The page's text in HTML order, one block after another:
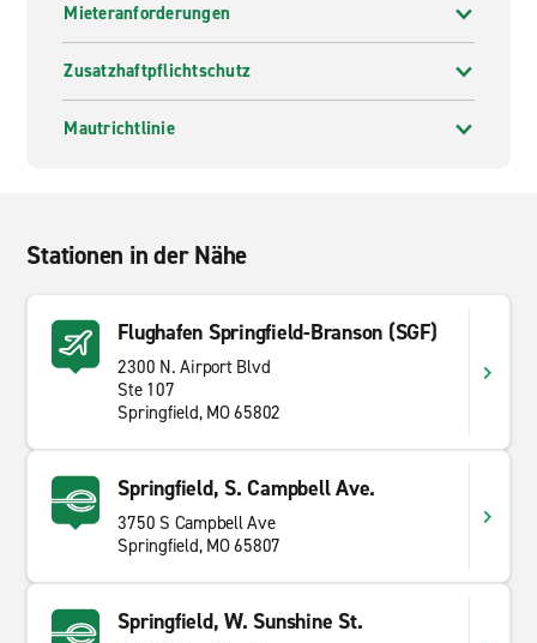
Mieteranforderungen
Zusatzhaftpflichtschutz
Mautrichtlinie
Stationen in der Nähe
Flughafen Springfield-Branson (SGF)
2300 N. Airport Blvd
Ste 107
Springfield, MO 65802
Springfield, S. Campbell Ave.
3750 S Campbell Ave
Springfield, MO 65807
Springfield, W. Sunshine St.